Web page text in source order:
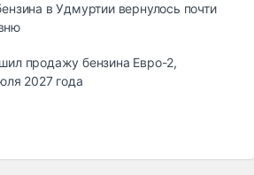
в Удмуртии вернулось почти
продажу бензина Евро-2,
2027 года